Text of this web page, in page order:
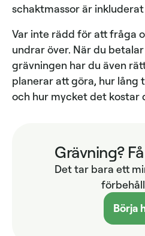
schaktmassor är
Var inte rädd för att fråga
undrar över. När du
grävningen har du även
planerar att göra, hur lång
och hur mycket det
Grävning?
Det tar bara ett
Börja